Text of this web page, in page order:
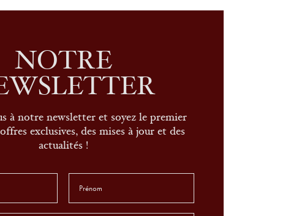
NOTRE
à notre newsletter et soyez le premier
exclusives, des mises à jour et des
actualités !